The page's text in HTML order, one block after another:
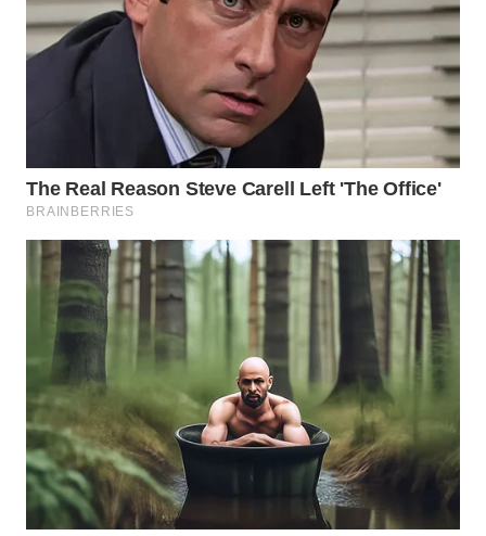
WN
BOGOR
WN
TAPANULI
WN
SAMOSIR
PADANG
LAWAS
WN
SUMEDANG